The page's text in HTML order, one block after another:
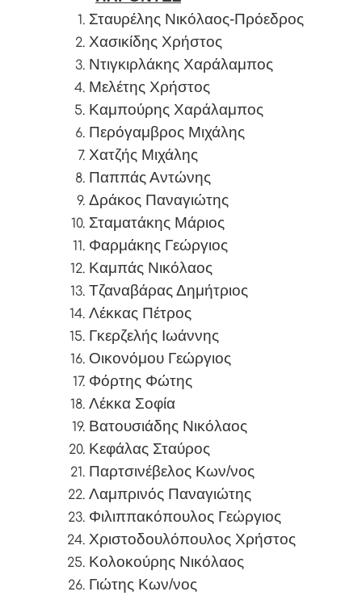
Σταυρέλης Νικόλαος-Πρόεδρος
Χασικίδης Χρήστος
Ντιγκιρλάκης Χαράλαμπος
Μελέτης Χρήστος
Καμπούρης Χαράλαμπος
Περόγαμβρος Μιχάλης
Χατζής Μιχάλης
Παππάς Αντώνης
Δράκος Παναγιώτης
Σταματάκης Μάριος
Φαρμάκης Γεώργιος
Καμπάς Νικόλαος
Τζαναβάρας Δημήτριος
Λέκκας Πέτρος
Γκερζελής Ιωάννης
Οικονόμου Γεώργιος
Φόρτης Φώτης
Λέκκα Σοφία
Βατουσιάδης Νικόλαος
Κεφάλας Σταύρος
Παρτσινέβελος Κων/νος
Λαμπρινός Παναγιώτης
Φιλιππακόπουλος Γεώργιος
Χριστοδουλόπουλος Χρήστος
Κολοκούρης Νικόλαος
Γιώτης Κων/νος